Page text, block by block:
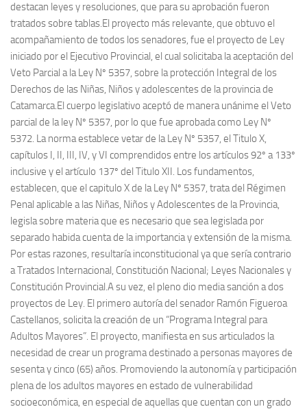
destacan leyes y resoluciones, que para su aprobación fueron
tratados sobre tablas.El proyecto más relevante, que obtuvo el
acompañamiento de todos los senadores, fue el proyecto de Ley
iniciado por el Ejecutivo Provincial, el cual solicitaba la aceptación del
Veto Parcial a la Ley Nº 5357, sobre la protección Integral de los
Derechos de las Niñas, Niños y adolescentes de la provincia de
Catamarca.El cuerpo legislativo aceptó de manera unánime el Veto
parcial de la ley Nº 5357, por lo que fue aprobada como Ley Nº
5372. La norma establece vetar de la Ley Nº 5357, el Titulo X,
capítulos I, II, III, IV, y VI comprendidos entre los artículos 92º a 133º
inclusive y el artículo 137º del Titulo XII. Los fundamentos,
establecen, que el capitulo X de la Ley Nº 5357, trata del Régimen
Penal aplicable a las Niñas, Niños y Adolescentes de la Provincia,
legisla sobre materia que es necesario que sea legislada por
separado habida cuenta de la importancia y extensión de la misma.
Por estas razones, resultaría inconstitucional ya que sería contrario
a Tratados Internacional, Constitución Nacional; Leyes Nacionales y
Constitución Provincial.A su vez, el pleno dio media sanción a dos
proyectos de Ley. El primero autoría del senador Ramón Figueroa
Castellanos, solicita la creación de un “Programa Integral para
Adultos Mayores”. El proyecto, manifiesta en sus articulados la
necesidad de crear un programa destinado a personas mayores de
sesenta y cinco (65) años. Promoviendo la autonomía y participación
plena de los adultos mayores en estado de vulnerabilidad
socioeconómica, en especial de aquellas que cuentan con un grado